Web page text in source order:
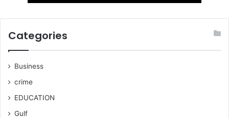
Categories
Business
crime
EDUCATION
Gulf